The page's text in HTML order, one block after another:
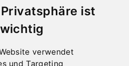
ist
verwendet
und Targeting
+43 2272 65186